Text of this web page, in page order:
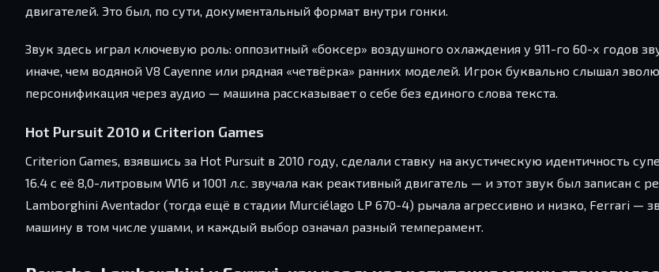
двигателей. Это был, по сути, документальный формат внутри гонки.
Звук здесь играл ключевую роль: оппозитный «боксер» воздушного охлаждения у 911-го 60-х годов
иначе, чем водяной V8 Cayenne или рядная «четвёрка» ранних моделей. Игрок буквально слышал
персонификация через аудио — машина рассказывает о себе без единого слова текста.
Hot Pursuit 2010 и Criterion Games
Criterion Games, взявшись за Hot Pursuit в 2010 году, сделали ставку на акустическую идентичность
16.4 с её 8,0-литровым W16 и 1001 л.с. звучала как реактивный двигатель — и этот звук был записан с
Lamborghini Aventador (тогда ещё в стадии Murciélago LP 670-4) рычала агрессивно и низко, Ferrari —
машину в том числе ушами, и каждый выбор означал разный темперамент.